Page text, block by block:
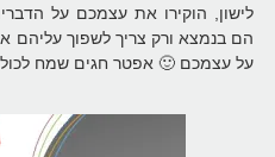
לישון, הוקירו את עצמכם על
הם בנמצא ורק צריך לשפוך עליהם
על עצמכם 🙂 אפטר חגים שמח